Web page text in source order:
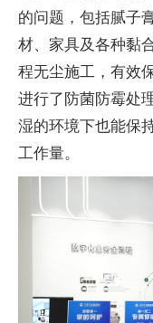
的问题，包括腻子
材、家具及各种黏
程无尘施工，有效
进行了防菌防霉处
湿的环境下也能保
工作量。